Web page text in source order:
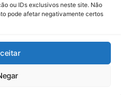
ou IDs exclusivos neste site. Não
pode afetar negativamente certos
de Privacidade Aviso Legal